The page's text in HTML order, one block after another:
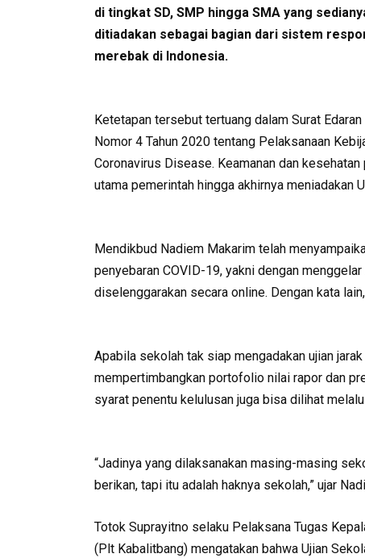
di tingkat SD, SMP hingga SMA yang
ditiadakan sebagai bagian dari sistem
merebak di Indonesia.
Ketetapan tersebut tertuang dalam Surat
Nomor 4 Tahun 2020 tentang Pelaksanaan
Coronavirus Disease. Keamanan dan
utama pemerintah hingga akhirnya meniadakan
Mendikbud Nadiem Makarim telah
penyebaran COVID-19, yakni dengan
diselenggarakan secara online. Dengan kata
Apabila sekolah tak siap mengadakan ujian
mempertimbangkan portofolio nilai rapor dan
syarat penentu kelulusan juga bisa dilihat
“Jadinya yang dilaksanakan masing-masing
berikan, tapi itu adalah haknya sekolah,” ujar
Totok Suprayitno selaku Pelaksana Tugas
(Plt Kabalitbang) mengatakan bahwa Ujian